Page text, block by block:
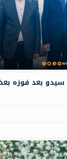
بعد فوزه